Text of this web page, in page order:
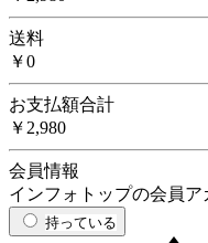
送料
￥0
お支払額合計
￥2,980
会員情報
インフォトップの会員
持っている